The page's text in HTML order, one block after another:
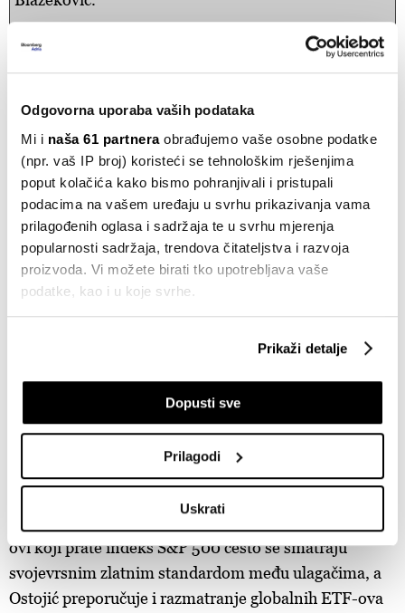
Odgovorna uporaba vaših podataka
Mi i naša 61 partneraobrađujemo vaše osobne podatke
(npr. vaš IP broj) koristeći se tehnološkim rješenjima
poput kolačića kako bismo pohranjivali i pristupali
podacima na vašem uređaju u svrhu prikazivanja vama
prilagođenih oglasa i sadržaja te u svrhu mjerenja
popularnosti sadržaja, trendova čitateljstva i razvoja
proizvoda. Vi možete birati tko upotrebljava vaše
podatke, kao i u koje svrhe.
Prikupljati podatke o vašoj geografskoj lokaciji,
koji mogu biti precizni do radijusa od nekoliko metara
Prepoznati vaš uređaj tako što ćemo aktivno
skenirati njegove određene karakteristike ("uzimanje
kako se obrađuje vaše osobne podatke te postaviti svoje
preferencije. Svoju privolu možete u svakom trenutku
izmijeniti ili povući u Izjavi o kolačićima.
Zajednički voditelji obrade su HD-WIN ARENA SPORT
d.o.o. iPartneri.Više o podacima koje obrađujemo kao i o
Prikaži detalje
Dopusti sve
Prilagodi
Uskrati
Dodaje i da postoji snažna povezanost između tržišta
umjetnih gnojiva i geopolitičkih događaja. Cijene u
otvaranje Hormuškog tjesnaca i smirivanje sukoba s
Iranom.
Konkretno, američko tržište više je puta pokazalo
iznimnu otpornost. Tijekom rata u Ukrajini, sukoba
na Bliskom istoku i rastućih napetosti oko Tajvana,
zahvaljujući dominantnoj ulozi tehnoloških
kompanija i snažnim priljevima kapitala u sektor
To pokazuje da investitori ni u razdobljima povećane
neizvjesnosti ne napuštaju tržište dionica, već kapital
ovi koji prate indeks S&P 500 često se smatraju
svojevrsnim zlatnim standardom među ulagačima, a
Ostojić preporučuje i razmatranje globalnih ETF-ova